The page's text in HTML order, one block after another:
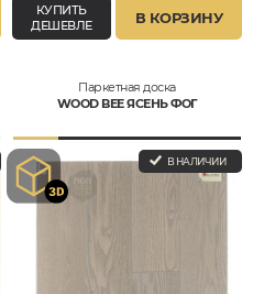
КУПИТЬ
ДЕШЕВЛЕ
В КОРЗИНУ
Паркетная доска
WOOD BEE ЯСЕНЬ ФОГ
В НАЛИЧИИ